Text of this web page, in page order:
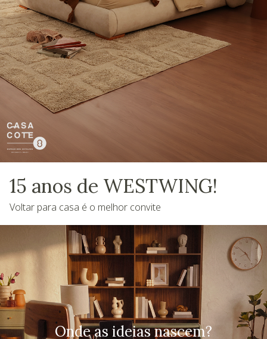
15 anos de WESTWING!
Voltar para casa é o melhor convite
Onde as ideias nascem?